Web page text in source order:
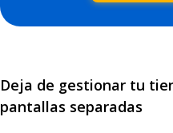
Deja de gestionar tu
pantallas separadas